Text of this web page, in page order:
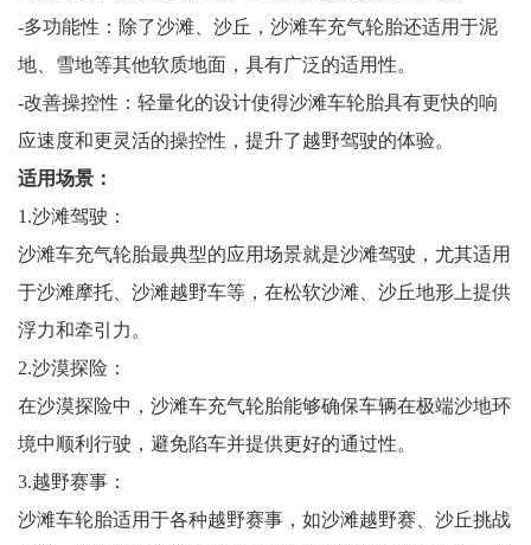
-多功能性：除了沙滩、沙丘，沙滩车充气轮胎还适用于泥
地、雪地等其他软质地面，具有广泛的适用性。
-改善操控性：轻量化的设计使得沙滩车轮胎具有更快的响
应速度和更灵活的操控性，提升了越野驾驶的体验。
适用场景：
1.沙滩驾驶：
沙滩车充气轮胎最典型的应用场景就是沙滩驾驶，尤其适用
于沙滩摩托、沙滩越野车等，在松软沙滩、沙丘地形上提供
浮力和牵引力。
2.沙漠探险：
在沙漠探险中，沙滩车充气轮胎能够确保车辆在极端沙地环
境中顺利行驶，避免陷车并提供更好的通过性。
3.越野赛事：
沙滩车轮胎适用于各种越野赛事，如沙滩越野赛、沙丘挑战